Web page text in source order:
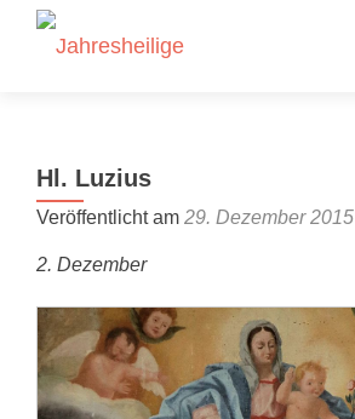
Hl. Luzius
Veröffentlicht am 29. Dezember 2015
2. Dezember